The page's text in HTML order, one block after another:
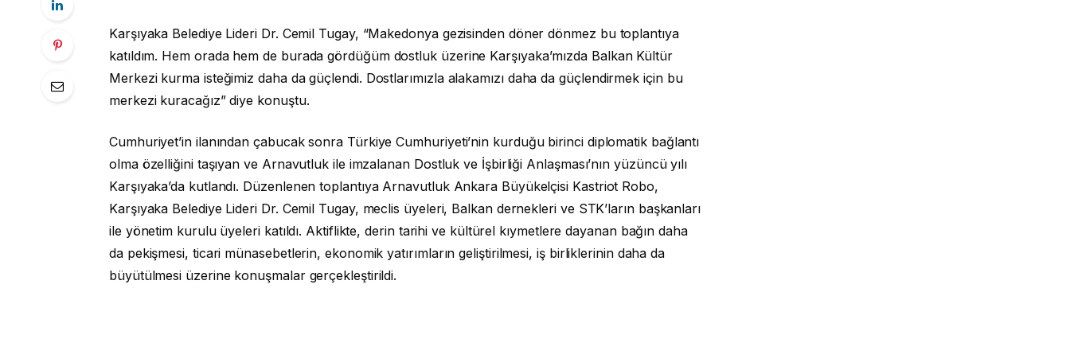
Karşıyaka Belediye Lideri Dr. Cemil Tugay, “Makedonya gezisinden döner dönmez bu toplantıya
katıldım. Hem orada hem de burada gördüğüm dostluk üzerine Karşıyaka’mızda Balkan Kültür
Merkezi kurma isteğimiz daha da güçlendi. Dostlarımızla alakamızı daha da güçlendirmek için bu
merkezi kuracağız” diye konuştu.
Cumhuriyet’in ilanından çabucak sonra Türkiye Cumhuriyeti’nin kurduğu birinci diplomatik bağlantı
olma özelliğini taşıyan ve Arnavutluk ile imzalanan Dostluk ve İşbirliği Anlaşması’nın yüzüncü yılı
Karşıyaka’da kutlandı. Düzenlenen toplantıya Arnavutluk Ankara Büyükelçisi Kastriot Robo,
Karşıyaka Belediye Lideri Dr. Cemil Tugay, meclis üyeleri, Balkan dernekleri ve STK’ların başkanları
ile yönetim kurulu üyeleri katıldı. Aktiflikte, derin tarihi ve kültürel kıymetlere dayanan bağın daha
da pekişmesi, ticari münasebetlerin, ekonomik yatırımların geliştirilmesi, iş birliklerinin daha da
büyütülmesi üzerine konuşmalar gerçekleştirildi.